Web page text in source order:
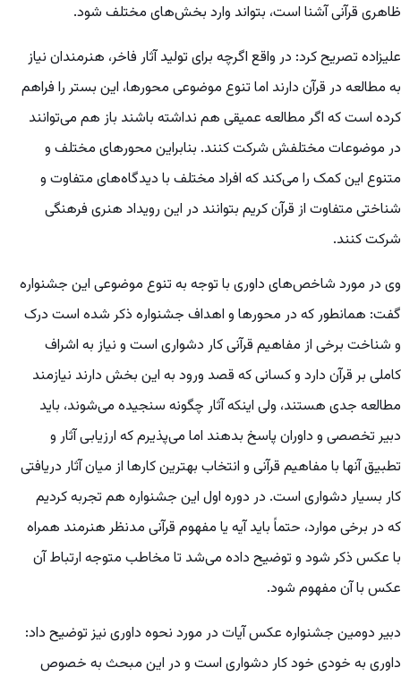
ظاهری قرآنی آشنا است، بتواند وارد بخش‌های مختلف شود.
علیزاده تصریح کرد: در واقع اگرچه برای تولید آثار فاخر، هنرمندان نیاز
به مطالعه در قرآن دارند اما تنوع موضوعی محورها، این بستر را فراهم
کرده است که اگر مطالعه عمیقی هم نداشته باشند باز هم می‌توانند
در موضوعات مختلفش شرکت کنند. بنابراین محورهای مختلف و
متنوع این کمک را می‌کند که افراد مختلف با دیدگاه‌های متفاوت و
شناختی متفاوت از قرآن کریم بتوانند در این رویداد هنری فرهنگی
شرکت کنند.
وی در مورد شاخص‌های داوری با توجه به تنوع موضوعی این جشنواره
گفت: همانطور که در محورها و اهداف جشنواره ذکر شده است درک
و شناخت برخی از مفاهیم قرآنی کار دشواری است و نیاز به اشراف
کاملی بر قرآن دارد و کسانی که قصد ورود به این بخش دارند نیازمند
مطالعه جدی هستند، ولی اینکه آثار چگونه سنجیده می‌شوند، باید
دبیر تخصصی و داوران پاسخ بدهند اما می‌پذیرم که ارزیابی آثار و
تطبیق آنها با مفاهیم قرآنی و انتخاب بهترین کارها از میان آثار دریافتی
کار بسیار دشواری است. در دوره اول این جشنواره هم تجربه کردیم
که در برخی موارد، حتماً باید آیه یا مفهوم قرآنی مدنظر هنرمند همراه
با عکس ذکر شود و توضیح داده می‌شد تا مخاطب متوجه ارتباط آن
عکس با آن مفهوم شود.
دبیر دومین جشنواره عکس آیات در مورد نحوه داوری نیز توضیح داد:
داوری به خودی خود کار دشواری است و در این مبحث به خصوص